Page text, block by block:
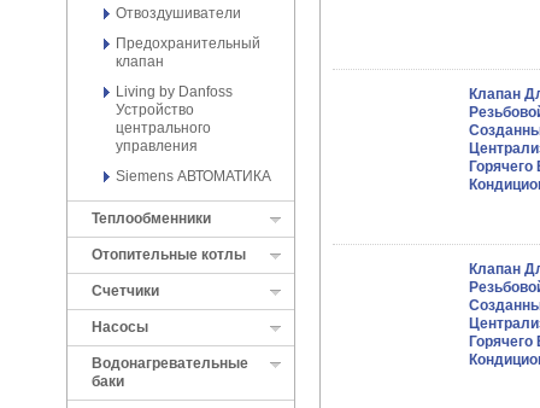
Отвоздушиватели
Предохранительный
клапан
Living by Danfoss
Устройство
центрального
управления
Siemens АВТОМАТИКА
Теплообменники
Отопительные котлы
Cчетчики
Насосы
Водонагревательные
баки
Клапан
Клапан